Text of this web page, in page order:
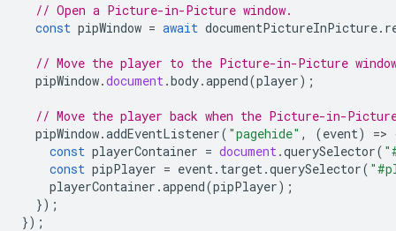
// Open a Picture-in-Picture window.
const pipWindow = await documentPictureInPicture.
// Move the player to the Picture-in-Picture
pipWindow.document .body.append(player);
// Move the player back when the Picture-in-
pipWindow.addEventListener( "pagehide" , (event) =>
const playerContainer = document .querySelector(
const pipPlayer = event . target .querySelector(
playerContainer .append(pipPlayer);
});
});